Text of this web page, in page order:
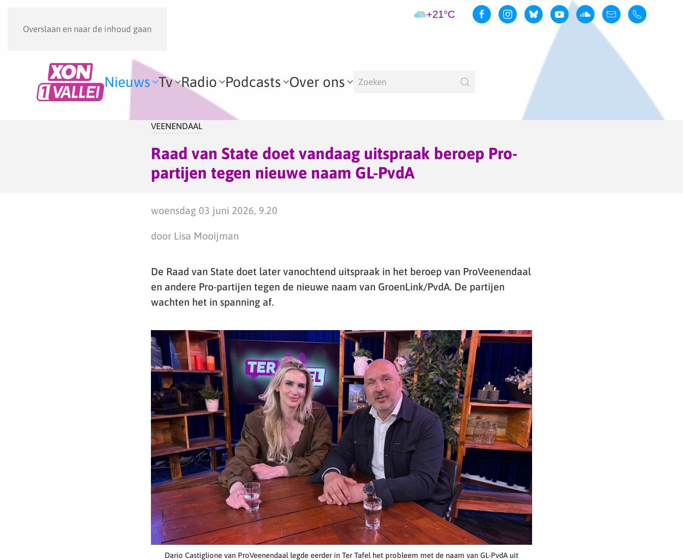
Overslaan en naar de inhoud gaan
+21°C
Nieuws Tv Radio Podcasts Over ons
VEENENDAAL
Raad van State doet vandaag uitspraak beroep Pro-
partijen tegen nieuwe naam GL-PvdA
woensdag 03 juni 2026, 9.20
door Lisa Mooijman
De Raad van State doet later vanochtend uitspraak in het beroep van ProVeenendaal
en andere Pro-partijen tegen de nieuwe naam van GroenLink/PvdA. De partijen
wachten het in spanning af.
Dario Castiglione van ProVeenendaal legde eerder in Ter Tafel het probleem met de naam van GL-PvdA uit